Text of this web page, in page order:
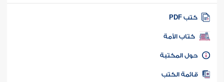
كتب PDF
كتاب الأمة
المكتبة